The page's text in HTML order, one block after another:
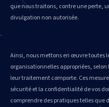
que nous traitons, contre une perte,
divulgation non autorisée.
Ainsi, nous mettons en œuvre toutes
organisationnelles appropriées,
leur traitement comporte. Ces
sécurité et la confidentialité de vos
comprendre des pratiques telles que